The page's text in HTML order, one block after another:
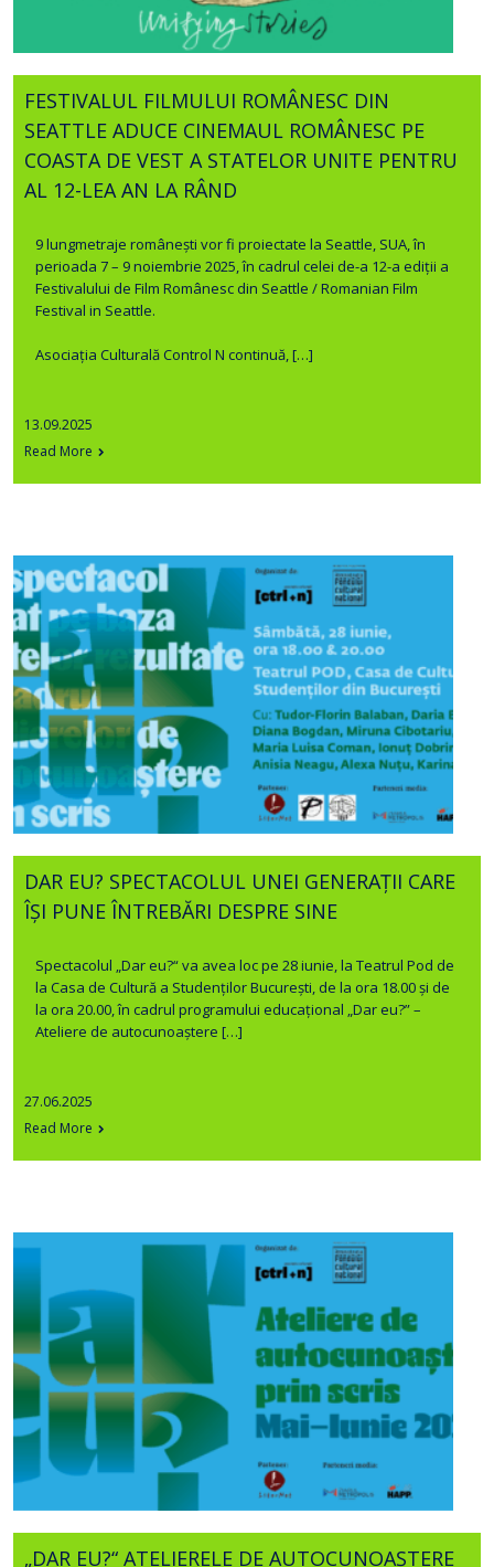
FESTIVALUL FILMULUI ROMÂNESC DIN
SEATTLE ADUCE CINEMAUL ROMÂNESC PE
COASTA DE VEST A STATELOR UNITE PENTRU
AL 12-LEA AN LA RÂND
9 lungmetraje românești vor fi proiectate la Seattle, SUA, în
perioada 7 – 9 noiembrie 2025, în cadrul celei de-a 12-a ediții a
Festivalului de Film Românesc din Seattle / Romanian Film
Festival in Seattle.
Asociația Culturală Control N continuă, […]
13.09.2025
Read More
DAR EU? SPECTACOLUL UNEI GENERAȚII CARE
ÎȘI PUNE ÎNTREBĂRI DESPRE SINE
Spectacolul „Dar eu?“ va avea loc pe 28 iunie, la Teatrul Pod de
la Casa de Cultură a Studenților București, de la ora 18.00 și de
la ora 20.00, în cadrul programului educațional „Dar eu?” –
Ateliere de autocunoaștere […]
27.06.2025
Read More
„DAR EU?“ ATELIERELE DE AUTOCUNOAȘTERE